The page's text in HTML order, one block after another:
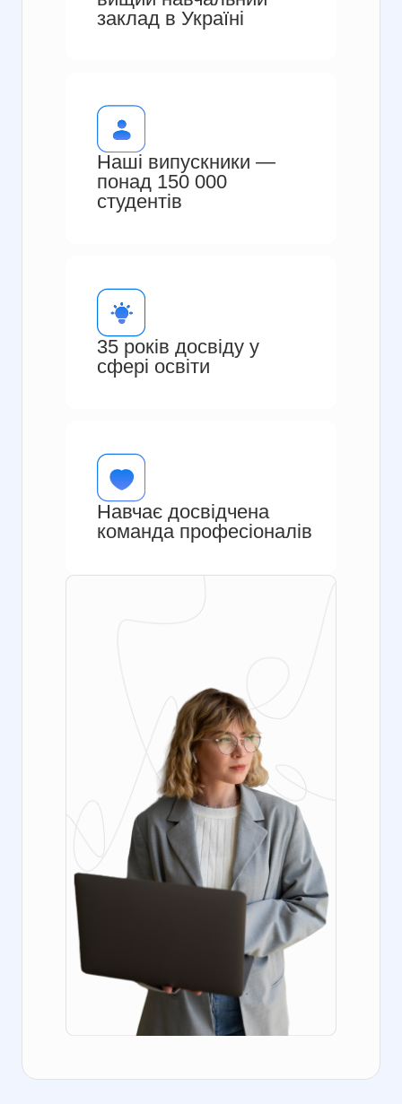
заклад в Україні
Наші випускники —
понад 150 000
студентів
35 років досвіду у
сфері освіти
Навчає досвідчена
команда професіоналів